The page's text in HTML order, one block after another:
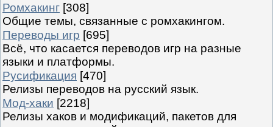
Ромхакинг [308]
Общие темы, связанные с ромхакингом.
Переводы игр [695]
Всё, что касается переводов игр на разные
языки и платформы.
Русификация [470]
Релизы переводов на русский язык.
Мод-хаки [2218]
Релизы хаков и модификаций, пакетов для